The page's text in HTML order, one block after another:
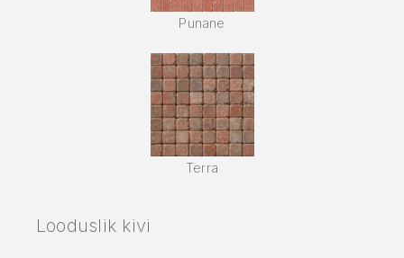
Punane
Terra
Looduslik kivi